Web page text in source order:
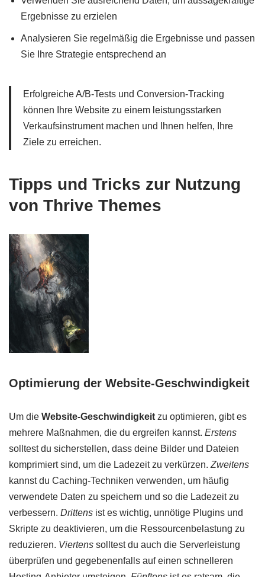
Ergebnisse zu erzielen
Analysieren Sie regelmäßig die Ergebnisse und passen
Sie Ihre Strategie entsprechend an
Erfolgreiche A/B-Tests und Conversion-Tracking
können Ihre Website zu einem leistungsstarken
Verkaufsinstrument machen und Ihnen helfen, Ihre
Ziele zu erreichen.
Tipps und Tricks zur Nutzung
von Thrive Themes
Optimierung der Website-Geschwindigkeit
Um die Website-Geschwindigkeit zu optimieren, gibt es
mehrere Maßnahmen, die du ergreifen kannst. Erstens
solltest du sicherstellen, dass deine Bilder und Dateien
komprimiert sind, um die Ladezeit zu verkürzen. Zweitens
kannst du Caching-Techniken verwenden, um häufig
verwendete Daten zu speichern und so die Ladezeit zu
verbessern. Drittens ist es wichtig, unnötige Plugins und
Skripte zu deaktivieren, um die Ressourcenbelastung zu
reduzieren. Viertens solltest du auch die Serverleistung
überprüfen und gegebenenfalls auf einen schnelleren